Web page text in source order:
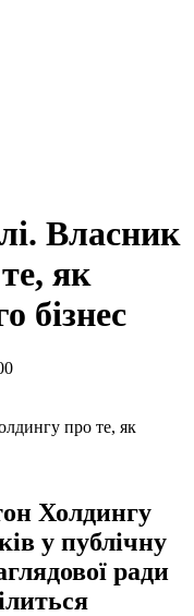
Власник
як
бізнес
Холдингу
у публічну
ради